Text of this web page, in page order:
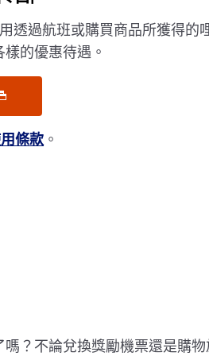
透過航班或購買商品所獲得的
的優惠待遇。
條款 。
？不論兌換獎勵機票還是購物